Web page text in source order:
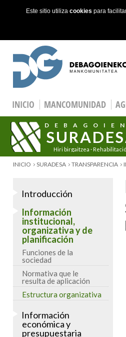
Este sitio utiliza cookies para
Skip to main content
INICIO MANCOMUNIDAD
Hiri birgaitzea ·
YOU ARE HERE
INICIO SURADESA TRANSPARENCIA
Introducción
Información
institucional,
organizativa y de
planificación
Funciones de la
sociedad
Normativa que le
resulta de aplicación
Estructura organizativa
Información
económica y
presupuestaria